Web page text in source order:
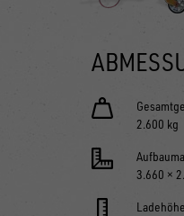
2.600 kg
3.660 ×
Ladehöhe